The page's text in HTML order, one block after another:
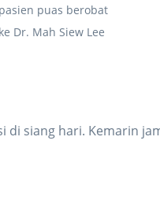
pasien puas berobat
ke Dr. Mah Siew Lee
di siang hari. Kemarin